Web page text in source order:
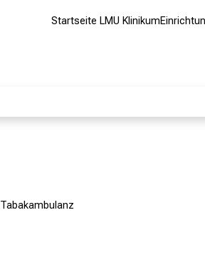
Startseite LMU Klinikum
Tabakambulanz